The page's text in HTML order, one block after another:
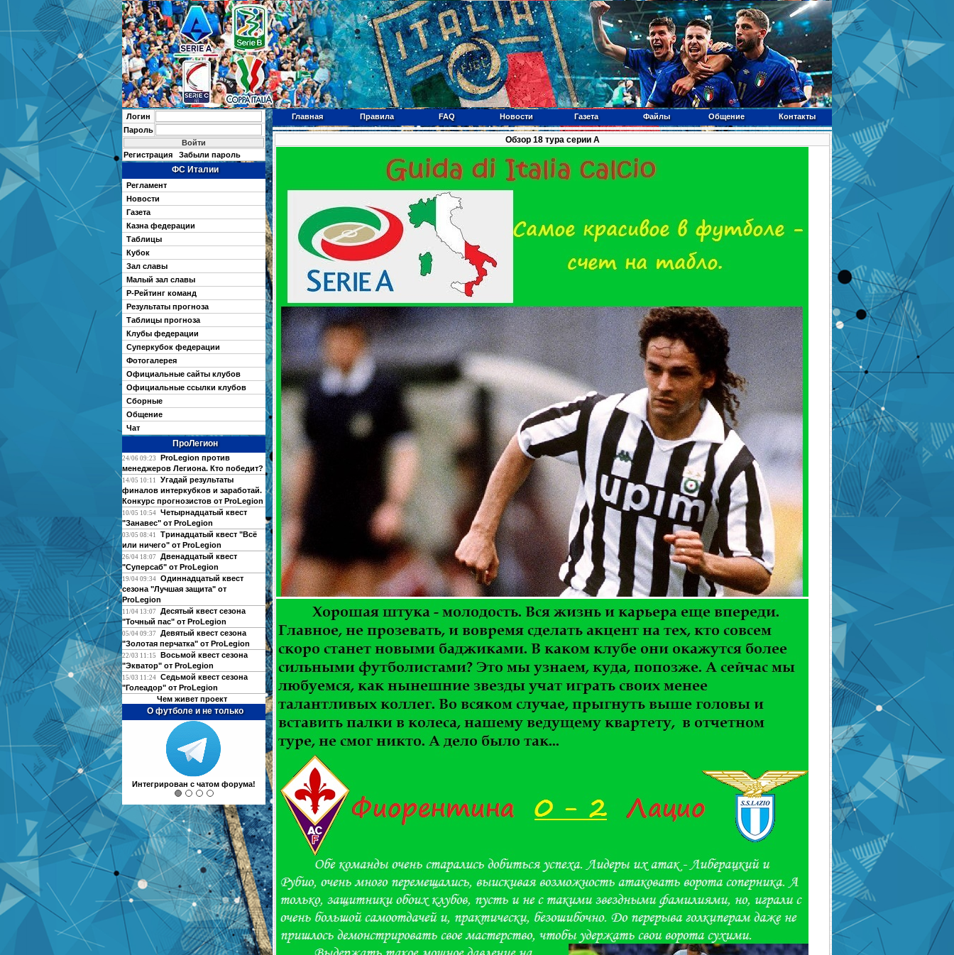
Логин
Пароль
Регистрация Забыли пароль
ФС Италии
Регламент
Новости
Газета
Казна федерации
Таблицы
Кубок
Зал славы
Малый зал славы
Р-Рейтинг команд
Результаты прогноза
Таблицы прогноза
Клубы федерации
Суперкубок федерации
Фотогалерея
Официальные сайты клубов
Официальные ссылки клубов
Сборные
Общение
Чат
ПроЛегион
24/06 09:23
ProLegion против
менеджеров Легиона. Кто победит?
14/05 10:11
Угадай результаты
финалов интеркубков и заработай.
Конкурс прогнозистов от ProLegion
10/05 10:54 Четырнадцатый квест
"Занавес" от ProLegion
03/05 08:41
Тринадцатый квест "Всё
или ничего" от ProLegion
26/04 18:07
Двенадцатый квест
"Суперсаб" от ProLegion
19/04 09:34 Одиннадцатый квест
сезона "Лучшая защита" от
ProLegion
11/04 13:07
Десятый квест сезона
"Точный пас" от ProLegion
05/04 09:37
Девятый квест сезона
"Золотая перчатка" от ProLegion
22/03 11:15
Восьмой квест сезона
"Экватор" от ProLegion
15/03 11:24 Седьмой квест сезона
"Голеадор" от ProLegion
Чем живет проект
О футболе и не только
Интегрирован с чатом форума!
Главная Правила FAQ Новости Газета Файлы Общение Контакты
Обзор 18 тура серии А